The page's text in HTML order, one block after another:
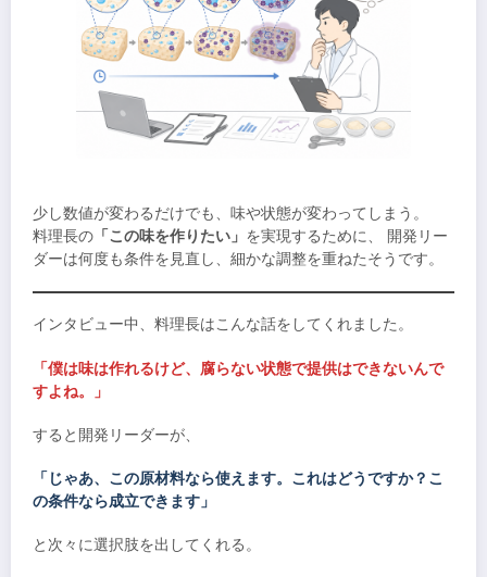
少し数値が変わるだけでも、味や状態が変わってしまう。
料理長の 「この味を作りたい」 を実現するために、 開発リー
ダーは何度も条件を見直し、細かな調整を重ねたそうです。
インタビュー中、料理長はこんな話をしてくれました。
「僕は味は作れるけど、腐らない状態で提供はできないんで
すよね。」
すると開発リーダーが、
「じゃあ、この原材料なら使えます。これはどうですか？こ
の条件なら成立できます」
と次々に選択肢を出してくれる。